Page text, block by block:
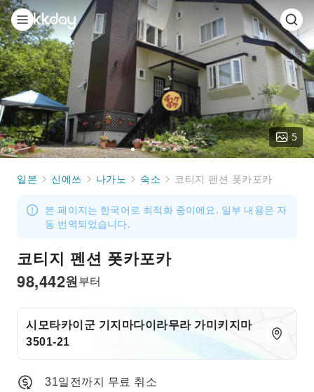
Go
1
Go
to
2
Go
3
Go
4
Go
5
5
일본 신에쓰 나가노 숙소 코티지 펜션 폿카포카
본 페이지는 한국어로 최적화 중이에요. 일부 내용은 자
동 번역되었습니다.
코티지 펜션 폿카포카
원
98,442 부터
시모타카이군 기지마다이라무라 가미키지마
3501-21
31일전까지 무료 취소